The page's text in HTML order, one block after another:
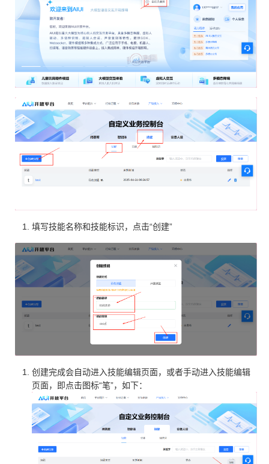
填写技能名称和技能标识，点击“创建”
创建完成会自动进入技能编辑页面，或者手动进入技能编辑
页面，即点击图标“笔”，如下：